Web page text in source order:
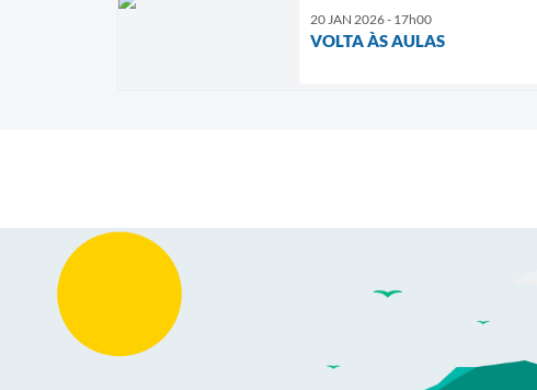
20 JAN 2026 - 17h00
VOLTA ÀS AULAS